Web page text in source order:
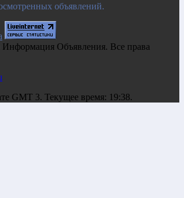
объявлений.
Информация Объявления. Все права
GMT 3. Текущее время: 19:38.